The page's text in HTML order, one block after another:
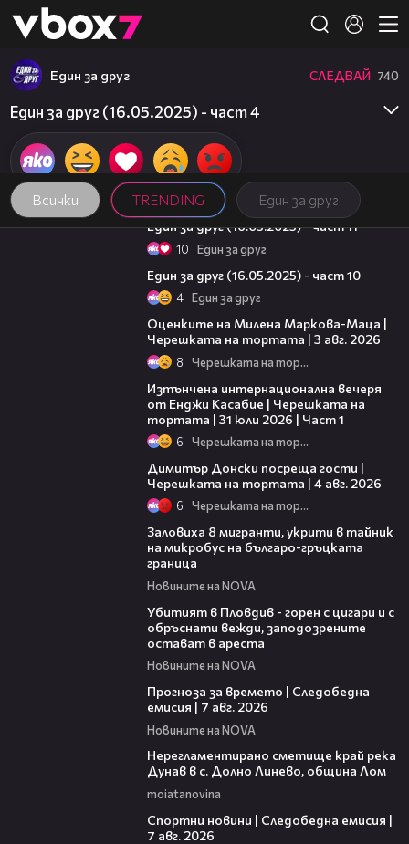
👾
Всички TRENDING Един за друг
Един за друг СЛЕДВАЙ 740
Един за друг (16.05.2025) - част 4
07:04
Един за друг (16.05.2025) - част 11
10 Един за друг
Един за друг (16.05.2025) - част 10
4 Един за друг
Оценките на Милена Маркова-Маца |
Черешката на тортата | 3 авг. 2026
8 Черешката на тортата
Изтънчена интернационална вечеря
от Енджи Касабие | Черешката на
тортата | 31 юли 2026 | Част 1
6 Черешката на тортата
Димитър Донски посреща гости |
Черешката на тортата | 4 авг. 2026
6 Черешката на тортата
Заловиха 8 мигранти, укрити в тайник
на микробус на българо-гръцката
граница
Новините на NOVA
Убитият в Пловдив - горен с цигари и с
обръснати вежди, заподозрените
остават в ареста
Новините на NOVA
Прогноза за времето | Следобедна
емисия | 7 авг. 2026
Новините на NOVA
Нерегламентирано сметище край река
Дунав в с. Долно Линево, община Лом
moiatanovina
Спортни новини | Следобедна емисия |
7 авг. 2026